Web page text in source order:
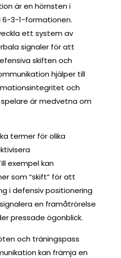
är en hörnsten i
6-3-1-formationen.
ett system av
signaler för att
skiften och
hjälper till
och
är medvetna om
termer för olika
exempel kan
som “skift” för att
i defensiv positionering
en framåtrörelse
pressade ögonblick.
och träningspass
kan främja en